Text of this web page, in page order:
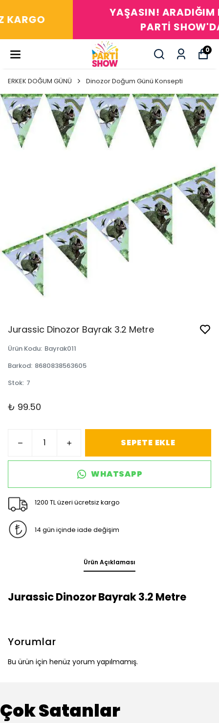
YAŞASIN! ARADIĞIM HERŞEY
PARTİ SHOW'DA
0
ERKEK DOĞUM GÜNÜ Dinozor Doğum Günü Konsepti
Jurassic Dinozor Bayrak 3.2 Metre
Ürün Kodu: Bayrak011
Barkod: 8680838563605
Stok: 7
₺ 99.50
SEPETE EKLE
WHATSAPP
1200 TL üzeri ücretsiz kargo
14 gün içinde iade değişim
Ürün Açıklaması
Jurassic Dinozor Bayrak 3.2 Metre
Yorumlar
Bu ürün için henüz yorum yapılmamış.
Çok Satanlar